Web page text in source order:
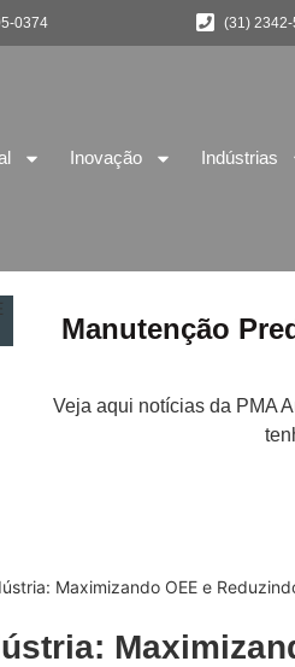
0374 (31)
Inovação Indústrias
Manutenção
Veja aqui notícias da PMA
Maximizando OEE e